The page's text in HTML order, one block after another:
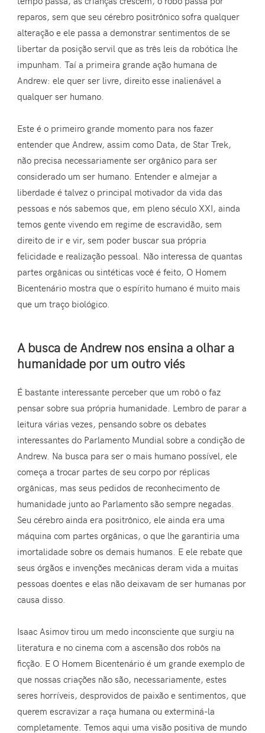
reparos, sem que seu cérebro positrônico sofra qualquer
alteração e ele passa a demonstrar sentimentos de se
libertar da posição servil que as três leis da robótica lhe
impunham. Taí a primeira grande ação humana de
Andrew: ele quer ser livre, direito esse inalienável a
qualquer ser humano.
Este é o primeiro grande momento para nos fazer
entender que Andrew, assim como Data, de Star Trek,
não precisa necessariamente ser orgânico para ser
considerado um ser humano. Entender e almejar a
liberdade é talvez o principal motivador da vida das
pessoas e nós sabemos que, em pleno século XXI, ainda
temos gente vivendo em regime de escravidão, sem
direito de ir e vir, sem poder buscar sua própria
felicidade e realização pessoal. Não interessa de quantas
partes orgânicas ou sintéticas você é feito, O Homem
Bicentenário mostra que o espírito humano é muito mais
que um traço biológico.
A busca de Andrew nos ensina a olhar a
humanidade por um outro viés
É bastante interessante perceber que um robô o faz
pensar sobre sua própria humanidade. Lembro de parar a
leitura várias vezes, pensando sobre os debates
interessantes do Parlamento Mundial sobre a condição de
Andrew. Na busca para ser o mais humano possível, ele
começa a trocar partes de seu corpo por réplicas
orgânicas, mas seus pedidos de reconhecimento de
humanidade junto ao Parlamento são sempre negadas.
Seu cérebro ainda era positrônico, ele ainda era uma
máquina com partes orgânicas, o que lhe garantiria uma
imortalidade sobre os demais humanos. E ele rebate que
seus órgãos e invenções mecânicas deram vida a muitas
pessoas doentes e elas não deixavam de ser humanas por
causa disso.
Isaac Asimov tirou um medo inconsciente que surgiu na
literatura e no cinema com a ascensão dos robôs na
ficção. E O Homem Bicentenário é um grande exemplo de
que nossas criações não são, necessariamente, estes
seres horríveis, desprovidos de paixão e sentimentos, que
querem escravizar a raça humana ou exterminá-la
completamente. Temos aqui uma visão positiva de mundo